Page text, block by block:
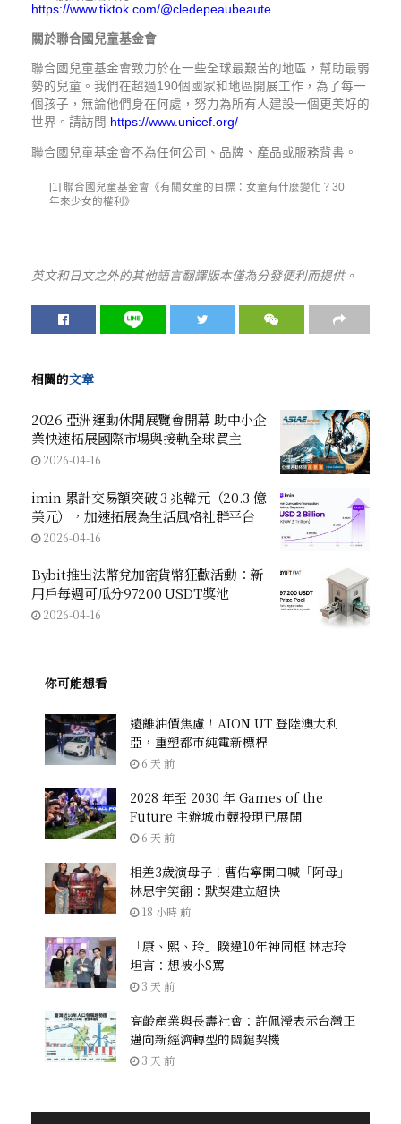
https://www.tiktok.com/@cledepeaubeaute
關於聯合國兒童基金會
聯合國兒童基金會致力於在一些全球最艱苦的地區，幫助最弱
勢的兒童。我們在超過190個國家和地區開展工作，為了每一
個孩子，無論他們身在何處，努力為所有人建設一個更美好的
世界。請訪問 https://www.unicef.org/
聯合國兒童基金會不為任何公司、品牌、產品或服務背書。
[1] 聯合國兒童基金會《有關女童的目標：女童有什麼變化？30
年來少女的權利》
英文和日文之外的其他語言翻譯版本僅為分發便利而提供。
相關的文章
2026 亞洲運動休閒展覽會開幕 助中小企
業快速拓展國際市場與接軌全球買主
2026-04-16
imin 累計交易額突破 3 兆韓元（20.3 億
美元），加速拓展為生活風格社群平台
2026-04-16
Bybit推出法幣兌加密貨幣狂歡活動：新
用戶每週可瓜分97200 USDT獎池
2026-04-16
你可能想看
遠離油價焦慮！AION UT 登陸澳大利
亞，重塑都市純電新標桿
6 天 前
2028 年至 2030 年 Games of the
Future 主辦城市競投現已展開
6 天 前
相差3歲演母子！曹佑寧開口喊「阿母」
林思宇笑翻：默契建立超快
18 小時 前
「康、熙、玲」睽違10年神同框 林志玲
坦言：想被小S罵
3 天 前
高齡產業與長壽社會：許佩瀅表示台灣正
邁向新經濟轉型的關鍵契機
3 天 前